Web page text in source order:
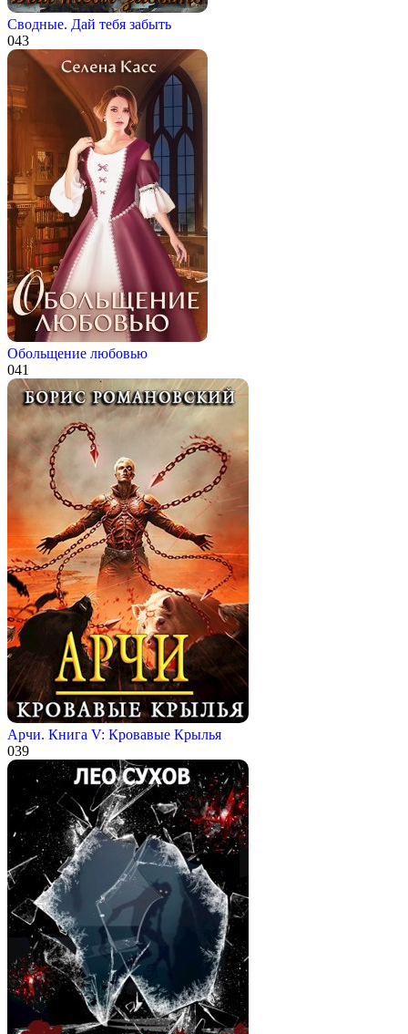
Сводные. Дай тебя забыть
043
Обольщение любовью
041
Арчи. Книга V: Кровавые Крылья
039